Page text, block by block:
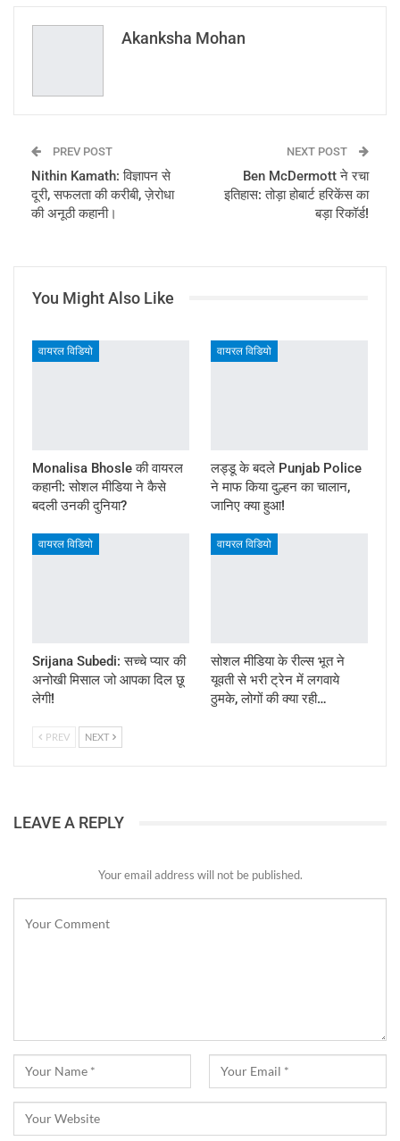
Email
Akanksha Mohan
PREV POST
Nithin Kamath: विज्ञापन से
दूरी, सफलता की करीबी, ज़ेरोधा
की अनूठी कहानी।
NEXT POST
Ben McDermott ने रचा
इतिहास: तोड़ा होबार्ट हरिकेंस का
बड़ा रिकॉर्ड!
You Might Also Like
वायरल विडियो
Monalisa Bhosle की वायरल
कहानी: सोशल मीडिया ने कैसे
बदली उनकी दुनिया?
वायरल विडियो
लड्डू के बदले Punjab Police
ने माफ किया दुल्हन का चालान,
जानिए क्या हुआ!
वायरल विडियो
Srijana Subedi: सच्चे प्यार की
अनोखी मिसाल जो आपका दिल छू
लेगी!
वायरल विडियो
सोशल मीडिया के रील्स भूत ने
यूवती से भरी ट्रेन में लगवाये
ठुमके, लोगों की क्या रही…
PREV NEXT
LEAVE A REPLY
Your email address will not be published.